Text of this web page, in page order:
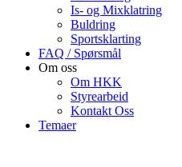
Is- og Mixklatring
Buldring
Sportsklarting
FAQ / Spørsmål
Om oss
Om HKK
Styrearbeid
Kontakt Oss
Temaer